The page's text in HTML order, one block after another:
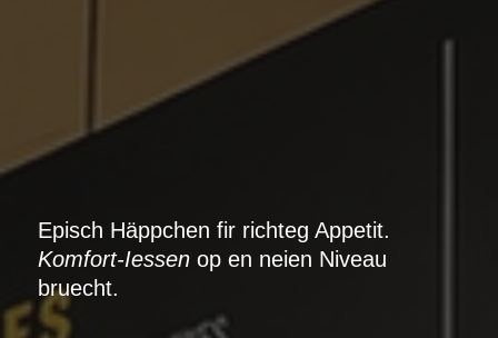
Episch Häppchen fir richteg Appetit.
Komfort-Iessen op en neien Niveau
bruecht.